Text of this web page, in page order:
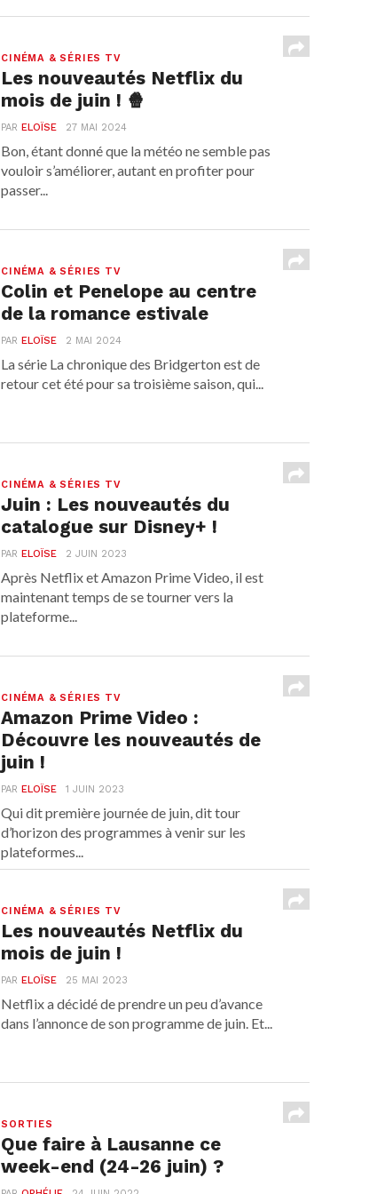
CINÉMA & SÉRIES TV
Les nouveautés Netflix du
mois de juin ! 🍿
PARELOÏSE 27 MAI 2024
Bon, étant donné que la météo ne semble pas
vouloir s’améliorer, autant en profiter pour
passer...
CINÉMA & SÉRIES TV
Colin et Penelope au centre
de la romance estivale
PARELOÏSE 2 MAI 2024
La série La chronique des Bridgerton est de
retour cet été pour sa troisième saison, qui...
CINÉMA & SÉRIES TV
Juin : Les nouveautés du
catalogue sur Disney+ !
PARELOÏSE 2 JUIN 2023
Après Netflix et Amazon Prime Video, il est
maintenant temps de se tourner vers la
plateforme...
CINÉMA & SÉRIES TV
Amazon Prime Video :
Découvre les nouveautés de
juin !
PARELOÏSE 1 JUIN 2023
Qui dit première journée de juin, dit tour
d’horizon des programmes à venir sur les
plateformes...
CINÉMA & SÉRIES TV
Les nouveautés Netflix du
mois de juin !
PARELOÏSE 25 MAI 2023
Netflix a décidé de prendre un peu d’avance
dans l’annonce de son programme de juin. Et...
SORTIES
Que faire à Lausanne ce
week-end (24-26 juin) ?